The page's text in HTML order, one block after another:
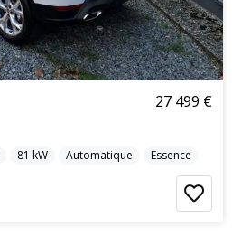
27 499 €
81 kW Automatique Essence